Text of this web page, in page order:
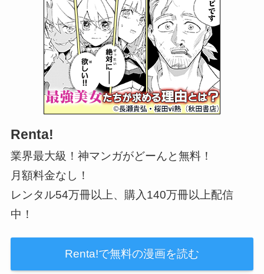
Renta!
業界最大級！神マンガがどーんと無料！
月額料金なし！
レンタル54万冊以上、購入140万冊以上配信
中！
Renta!で無料の漫画を読む